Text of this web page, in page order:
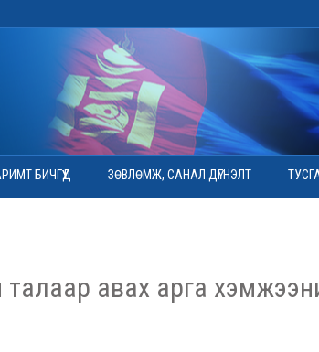
БИЧГҮҮД ЗӨВЛӨМЖ, САНАЛ ДҮГНЭЛТ
авах арга